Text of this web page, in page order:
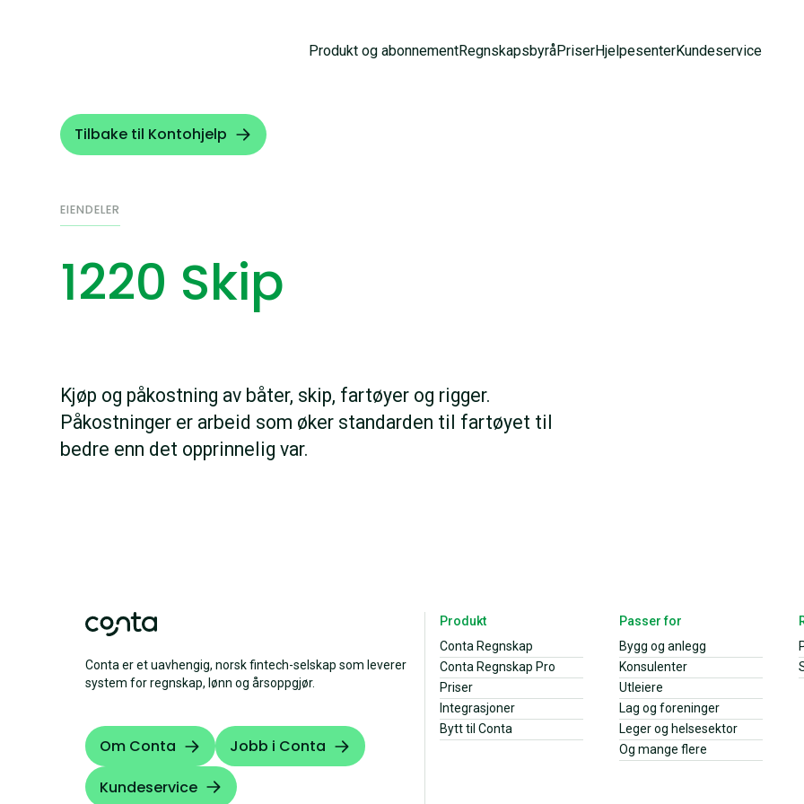
Produkt og abonnementRegnskapsbyråPriserHjelpesenterKundeservice
Tilbake til Kontohjelp
EIENDELER
1220 Skip
Kjøp og påkostning av båter, skip, fartøyer og rigger.
Påkostninger er arbeid som øker standarden til fartøyet til
bedre enn det opprinnelig var.
Conta er et uavhengig, norsk fintech-selskap som leverer
system for regnskap, lønn og årsoppgjør.
Om Conta
Jobb i Conta
Kundeservice
Produkt
Conta Regnskap
Conta Regnskap Pro
Priser
Integrasjoner
Bytt til Conta
Passer for
Bygg og anlegg
Konsulenter
Utleiere
Lag og foreninger
Leger og helsesektor
Og mange flere